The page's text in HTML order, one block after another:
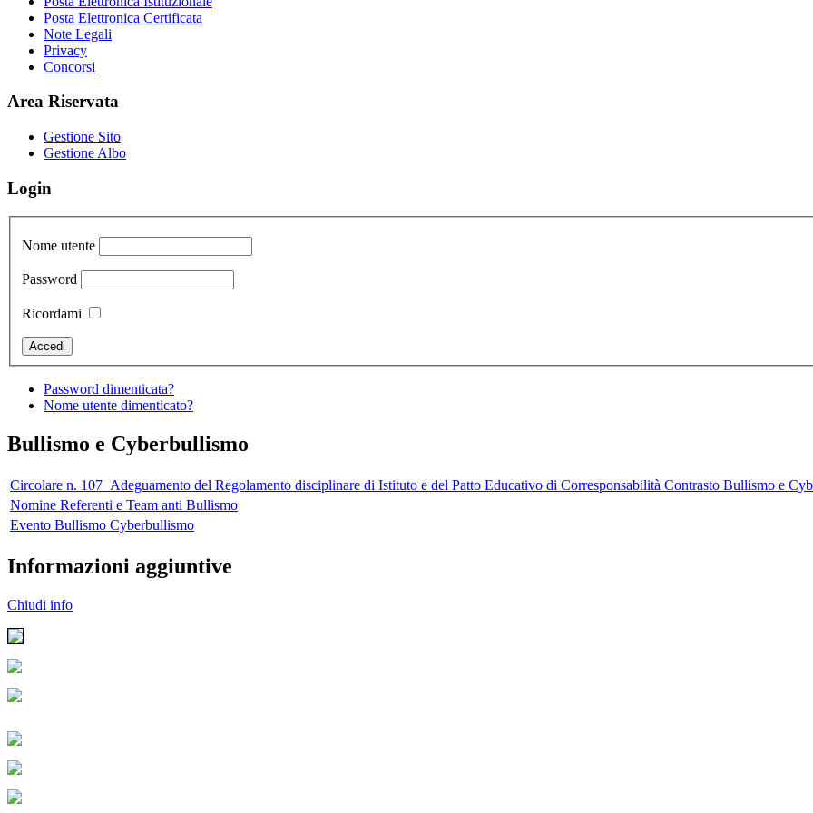
Posta Elettronica Certificata
Note Legali
Privacy
Concorsi
Area Riservata
Gestione Sito
Gestione Albo
Login
Nome utente
Password
Ricordami
Password dimenticata?
Nome utente dimenticato?
Bullismo e Cyberbullismo
Circolare n. 107_Adeguamento del Regolamento disciplinare di Istituto e del Patto Educativo di Corresponsabilità Contrasto Bullismo e
Nomine Referenti e Team anti Bullismo
Evento Bullismo Cyberbullismo
Informazioni aggiuntive
Chiudi info